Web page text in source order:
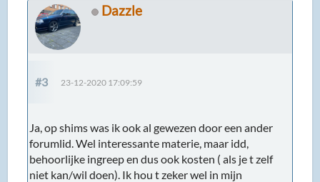
Dazzle
#3 23-12-2020 17:09:59
Ja, op shims was ik ook al gewezen door een ander
forumlid. Wel interessante materie, maar idd,
behoorlijke ingreep en dus ook kosten ( als je t zelf
niet kan/wil doen). Ik hou t zeker wel in mijn